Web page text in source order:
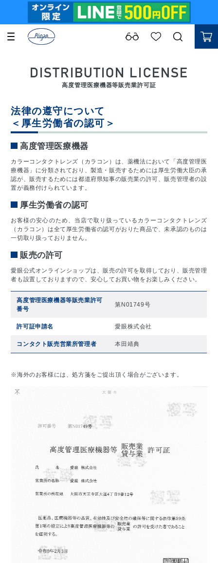
DISTRIBUTION LICENSE
高度管理医療機器等販売業許可証
法律の遵守について
＜厚生労働省の認可＞
高度管理医療機器
カラーコンタクトレンズ（カラコン）は、薬機法において「高度管理医
療機器」に分類されており、製造・販売するためには厚生労働大臣の承
認が、販売するためには都道府県知事の販売業の許可、販売管理者の設
置が義務付けられています。
厚生労働省の認可
お客様の安心のため、当店で取り扱っているカラーコンタクトレンズ
（カラコン）は全て厚生労働省の認可がおりた商品で、未承認のものは
一切取り扱っておりません。
販売の許可
愛眼公式オンラインショップは、販売の許可を取得しており、販売管理
者も設置しておりますので、安心してお買い物をお楽しみください。
高度管理医療機器等販売業許可
番号
第N01749号
許可証申請名 愛眼株式会社
コンタクト販売営業所管理者 本田靖典
※海外のお客様には、処方箋をご提出頂く場合がございます。